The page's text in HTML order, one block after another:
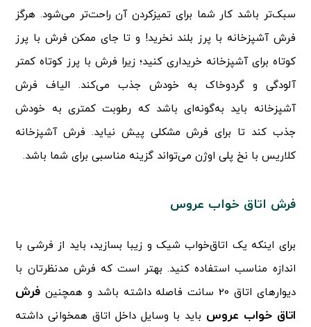
سبک‌تر باشد کار شما برای تمیزکردن آن راحت‌تر می‌شود. هرگز
فرش آشپزخانه با پرز بلند نخرید! و تا جای ممکن فرش با پرز
کوتاه برای آشپزخانه خریداری کنید؛ زیرا فرش با پرز کوتاه کمتر
آلودگی و گردوخاک به خودش جذب می‌کند. الیاف فرش
آشپزخانه باید به‌گونه‌ای باشد که رطوبت کمتری به خودش
جذب کند تا برای فرش مشکلی پیش نیاید. فرش آشپزخانه
کلاریس با نخ پلی اوژن می‌تواند گزینه مناسبی برای شما باشد.
فرش اتاق خواب عروس
برای اینکه یک اتاق‌خواب شیک و زیبا بسازید، باید از فرشی با
اندازه مناسب استفاده کنید. بهتر است که فرش مدنظرتان با
دیوارهای اتاق 20 سانت فاصله داشته باشد و همچنین
فرش
اتاق خواب عروس باید با وسایل داخل اتاق همخوانی داشته